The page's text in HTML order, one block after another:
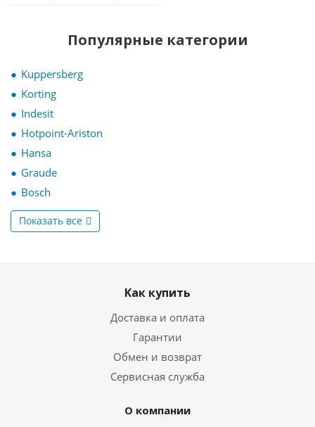
Популярные категории
Kuppersberg
Korting
Indesit
Hotpoint-Ariston
Hansa
Graude
Bosch
Показать все
Как купить
Доставка и оплата
Гарантии
Обмен и возврат
Сервисная служба
О компании